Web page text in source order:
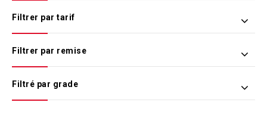
Filtrer par tarif
Filtrer par remise
Filtré par grade